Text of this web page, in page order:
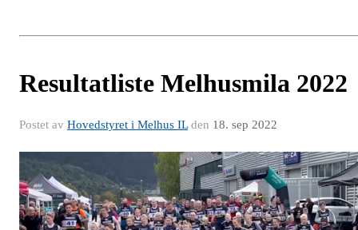
Resultatliste Melhusmila 2022
Postet av Hovedstyret i Melhus ILden 18. sep 2022